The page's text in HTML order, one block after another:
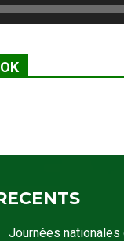
Journées nationales